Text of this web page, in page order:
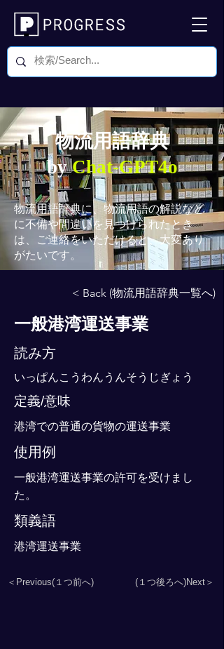
物流用語辞典
byChat-GPT4o
物流用語辞典に、物流用語の解説など
に不備や間違いを見つけられたとき
は、ご連絡をいただけると、大変あり
がたいです。
< Back (物流用語辞典一覧へ)
一般港湾運送事業
読み方
いっぱんこうわんうんそうじぎょう
定義/意味
港湾での普通の貨物の運送事業
使用例
一般港湾運送事業の許可を受けまし
た。
類義語
港湾運送事業
＜Previous(１つ前へ) (１つ後ろへ)Next＞